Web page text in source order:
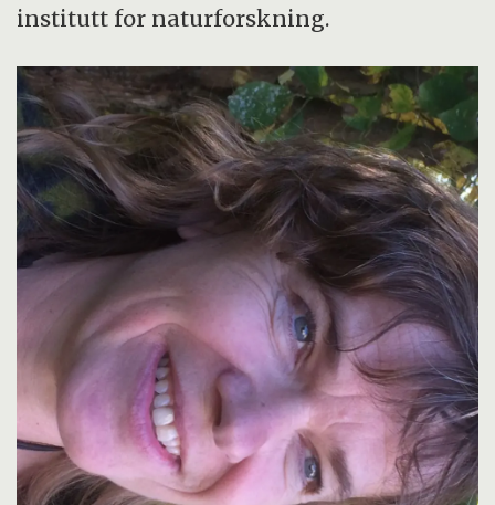
institutt for naturforskning.